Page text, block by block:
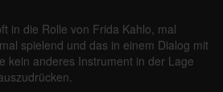
in die Rolle von Frida Kahlo, mal
spielend und das in einem Dialog mit
kein anderes Instrument in der Lage